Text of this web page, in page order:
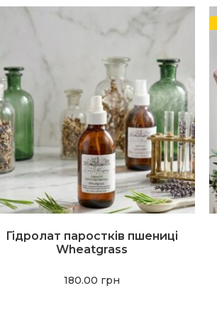
Гідролат паростків пшениці
Wheatgrass
180.00 грн